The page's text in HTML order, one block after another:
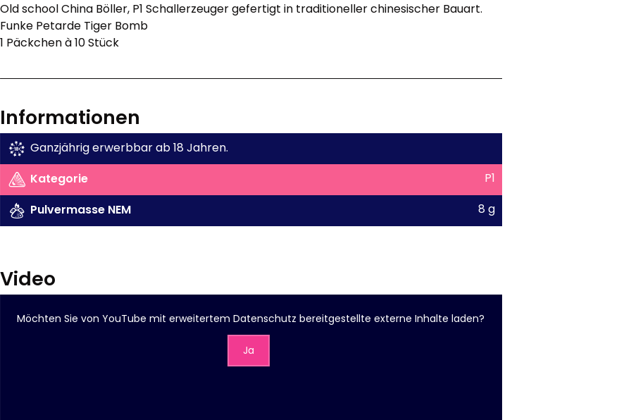
Old school China Böller, P1 Schallerzeuger gefertigt in traditioneller chinesischer Bauart.
Funke Petarde Tiger Bomb
1 Päckchen à 10 Stück
Informationen
Ganzjährig erwerbbar ab 18 Jahren.
Kategorie
P1
Pulvermasse NEM
8 g
Video
Möchten Sie vonYouTube mit erweitertem Datenschutz bereitgestellte externe Inhalte laden?
Ja